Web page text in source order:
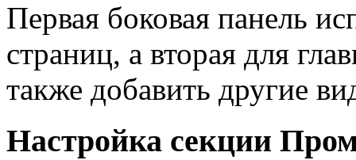
Первая боковая панель
страниц, а вторая для
также добавить другие
Настройка секции